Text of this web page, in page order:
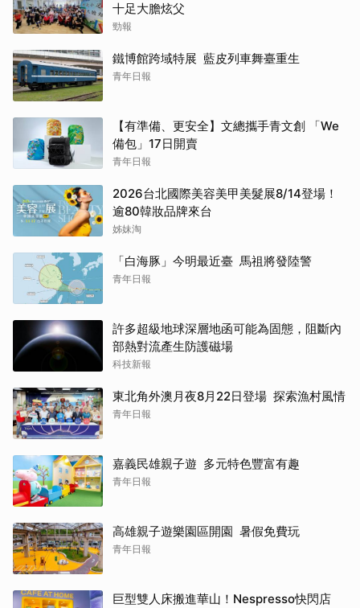
十足大膽炫父
勁報
鐵博館跨域特展 藍皮列車舞臺重生
青年日報
【有準備、更安全】文總攜手青文創 「We
備包」17日開賣
青年日報
2026台北國際美容美甲美髮展8/14登場！
逾80韓妝品牌來台
姊妹淘
「白海豚」今明最近臺 馬祖將發陸警
青年日報
許多超級地球深層地函可能為固態，阻斷內
部熱對流產生防護磁場
科技新報
東北角外澳月夜8月22日登場 探索漁村風情
青年日報
嘉義民雄親子遊 多元特色豐富有趣
青年日報
高雄親子遊樂園區開園 暑假免費玩
青年日報
巨型雙人床搬進華山！Nespresso快閃店